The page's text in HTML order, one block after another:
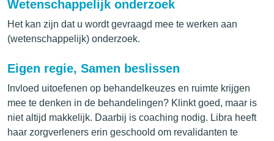
Wetenschappelijk onderzoek
Het kan zijn dat u wordt gevraagd mee te werken aan
(wetenschappelijk) onderzoek.
Eigen regie, Samen beslissen
Invloed uitoefenen op behandelkeuzes en ruimte krijgen
mee te denken in de behandelingen? Klinkt goed, maar is
niet altijd makkelijk. Daarbij is coaching nodig. Libra heeft
haar zorgverleners erin geschoold om revalidanten te